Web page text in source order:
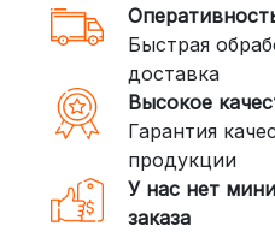
3. Доставка
(ПЭК, КИТ, Байкал
Если ваш заказ
тяжелые товары,
воспользоваться
грузов:
Быстрая
доставка
Высокое
Гарантия
продукции
У нас нет
заказа